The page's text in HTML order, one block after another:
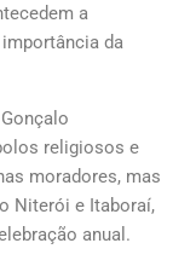
a
da
religiosos e
moradores, mas
Niterói e Itaboraí,
anual.